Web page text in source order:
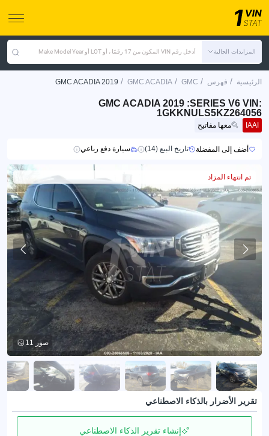
المزايدات الحالية أدخل رقم VIN المكون من 17 رقمًا ، أو LOT أو Make Model Year
الرئيسية / فهرس /
GMC
/
GMC ACADIA
/
GMC ACADIA 2019
GMC ACADIA 2019 :SERIES V6 VIN:
1GKKNULS5KZ264056
IAAI معها مفاتيح
أضف إلى المفضلة تاريخ البيع (14) سيارة دفع رباعي
تم انتهاء المزاد
11 صور
تقرير الأضرار بالذكاء الاصطناعي
إنشاء تقرير الذكاء الاصطناعي